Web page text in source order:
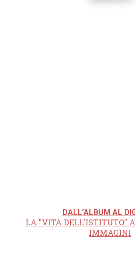
DALL'ALBUM AL
LA "VITA DELL'ISTITUTO"
IMMAGINI